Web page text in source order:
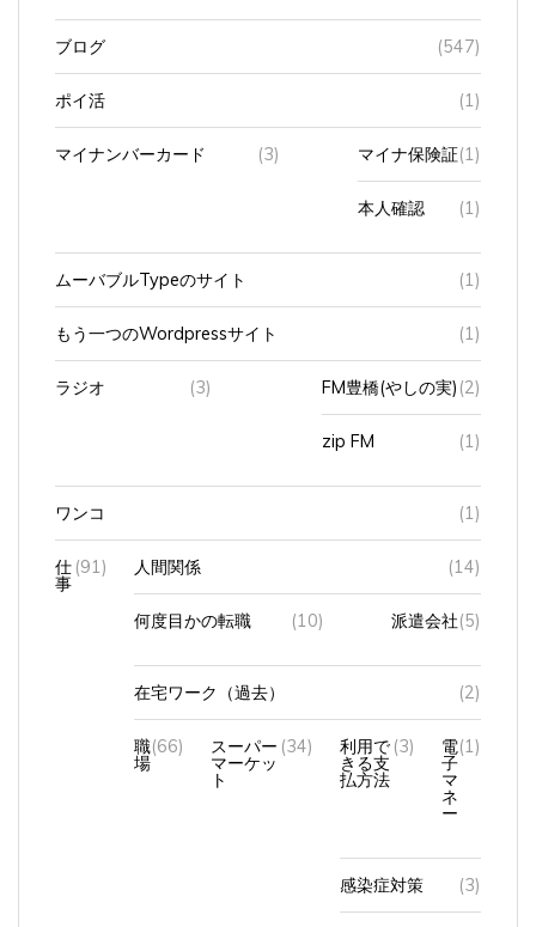
ブログ (547)
ポイ活 (1)
マイナンバーカード (3) マイナ保険証(1)
本人確認 (1)
ムーバブルTypeのサイト (1)
もう一つのWordpressサイト (1)
ラジオ (3) FM豊橋(やしの実) (2)
zip FM (1)
ワンコ (1)
仕
事
(91) 人間関係 (14)
何度目かの転職 (10) 派遣会社(5)
在宅ワーク（過去） (2)
職
場
(66) スーパー
マーケッ
ト
(34) 利用で
きる支
払方法
(3) 電
子
マ
ネ
ー
(1)
感染症対策 (3)